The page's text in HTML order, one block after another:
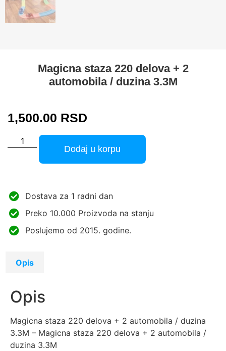
Magicna staza 220 delova + 2
automobila / duzina 3.3M
1,500.00 RSD
Dodaj u korpu
Dostava za 1 radni dan
Preko 10.000 Proizvoda na stanju
Poslujemo od 2015. godine.
Opis
Opis
Magicna staza 220 delova + 2 automobila / duzina
3.3M – Magicna staza 220 delova + 2 automobila /
duzina 3.3M